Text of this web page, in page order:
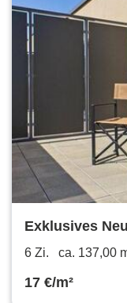
Exklusives
Zimmern,
6 Zi. ca. 137,00
17 €/m²